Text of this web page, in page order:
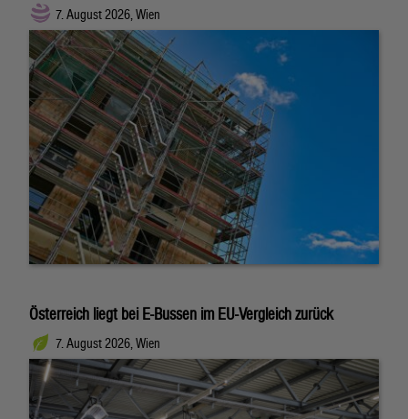
7. August 2026, Wien
Österreich liegt bei E-Bussen im EU-Vergleich zurück
7. August 2026, Wien